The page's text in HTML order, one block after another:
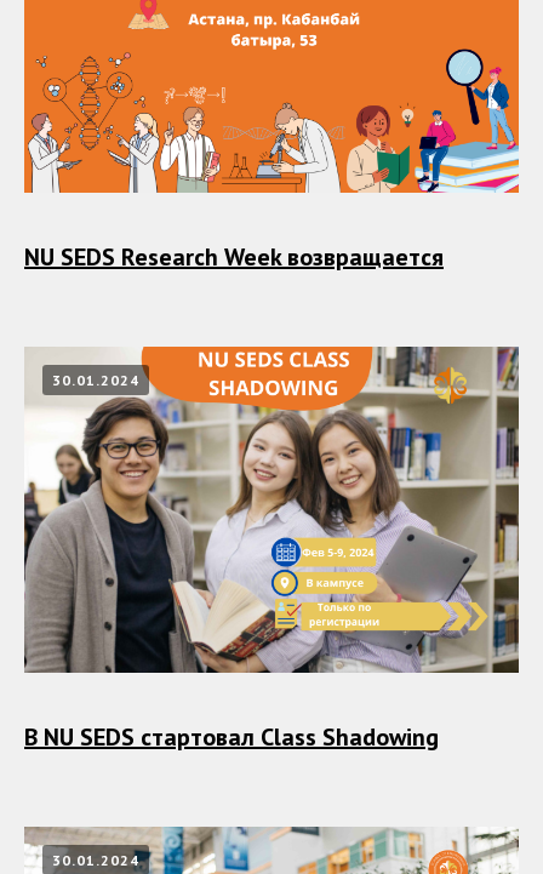
NU SEDS Research Week возвращается
30.01.2024
В NU SEDS стартовал Class Shadowing
30.01.2024